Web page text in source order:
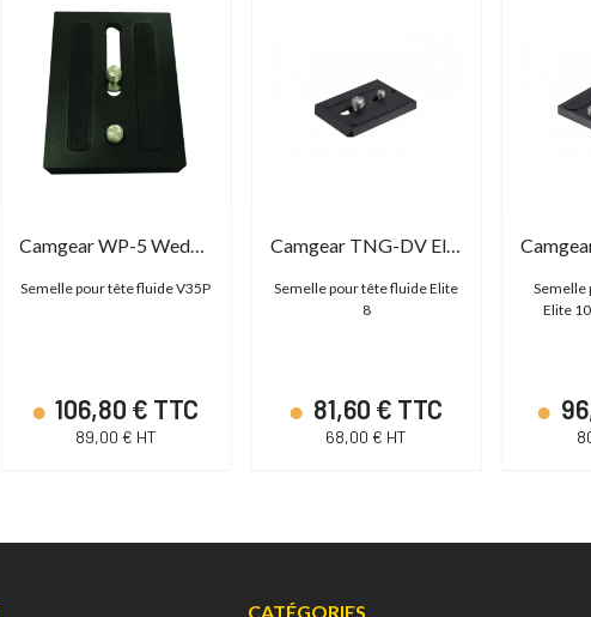
Camgear WP-5 Wedge Plate
Semelle pour tête fluide V35P
106,80 € TTC
89,00 € HT
Camgear TNG-DV Elite Wedge Plate
Semelle pour tête fluide Elite
8
81,60 € TTC
68,00 € HT
Semelle
Elite
CATÉGORIES